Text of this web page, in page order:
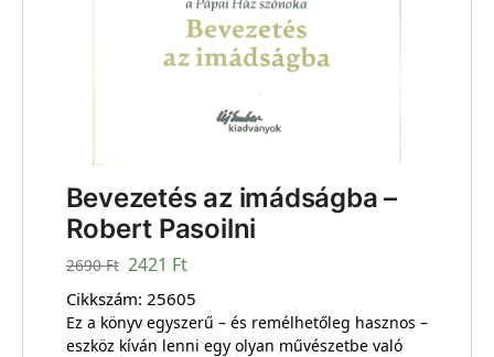
Bevezetés az imádságba –
Robert Pasoilni
2690Ft 2421 Ft
Cikkszám: 25605
Ez a könyv egyszerű – és remélhetőleg hasznos –
eszköz kíván lenni egy olyan művészetbe való